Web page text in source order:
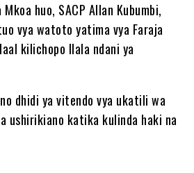
huo, SACP Allan Kubumbi,
vya watoto yatima vya Faraja
kilichopo Ilala ndani ya
dhidi ya vitendo vya ukatili wa
ushirikiano katika kulinda haki na